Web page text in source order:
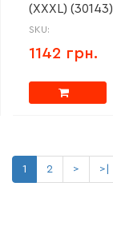
(XXXL) (30143)
SKU:
1142 грн.
1 2 > >|